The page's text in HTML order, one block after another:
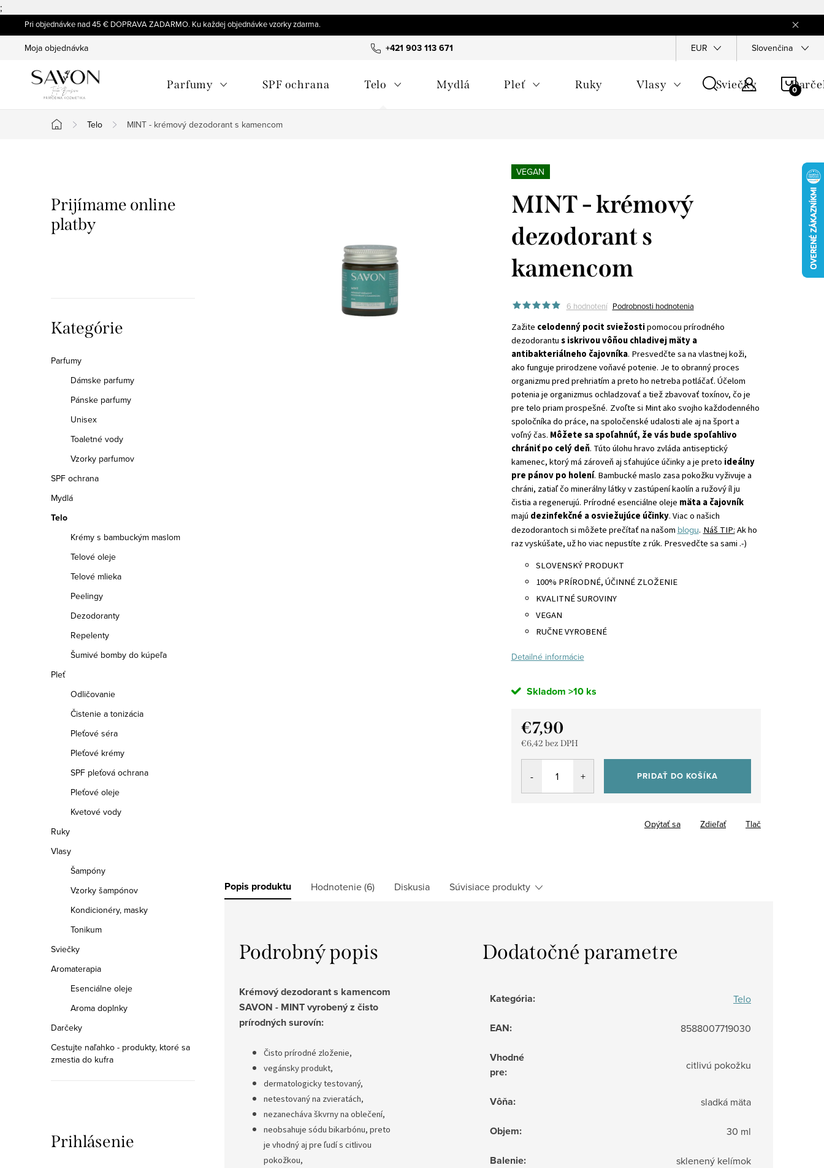
;
na
Pri objednávke nad 45 € DOPRAVA ZADARMO. Ku každej objednávke vzorky zdarma.
+421 903 113 671
Moja objednávka EUR Slovenčina
Parfumy SPF ochrana Telo Mydlá Pleť Ruky Vlasy Sviečky
Domov
Telo MINT - krémový dezodorant s kamencom
o
č
a
e
Prijímame online
platby
Preskočiť
kategórie
Kategórie
Parfumy
Dámske parfumy
Pánske parfumy
Unisex
Toaletné vody
Vzorky parfumov
SPF ochrana
Mydlá
Telo
Krémy s bambuckým maslom
Telové oleje
Telové mlieka
Peelingy
Dezodoranty
Repelenty
Šumivé bomby do kúpeľa
Pleť
Odličovanie
Čistenie a tonizácia
Pleťové séra
Pleťové krémy
SPF pleťová ochrana
Pleťové oleje
Kvetové vody
Ruky
Vlasy
Šampóny
Vzorky šampónov
Kondicionéry, masky
Tonikum
Sviečky
Aromaterapia
Esenciálne oleje
Aroma doplnky
Darčeky
Cestujte naľahko - produkty, ktoré sa
zmestia do kufra
Prihlásenie
VEGAN
MINT - krémový
dezodorant s
kamencom
6 hodnotení Podrobnosti hodnotenia
Zažite celodenný pocit sviežostipomocou prírodného
dezodorantus iskrivou vôňou chladivej mäty a
antibakteriálneho čajovníka. Presvedčte sa na vlastnej koži,
ako funguje prirodzene voňavé potenie. Je to obranný proces
organizmu pred prehriatím a preto ho netreba potláčať. Účelom
potenia je organizmus ochladzovať a tiež zbavovať toxínov, čo je
pre telo priam prospešné. Zvoľte si Mint ako svojho každodenného
spoločníka do práce, na spoločenské udalosti ale aj na šport a
voľný čas. Môžete sa spoľahnúť, že vás bude spoľahlivo
chrániť po celý deň. Túto úlohu hravo zvláda antiseptický
kamenec, ktorý má zároveň aj sťahujúce účinky a je preto ideálny
pre pánov po holení. Bambucké maslo zasa pokožku vyživuje a
chráni, zatiaľ čo minerálny látky v zastúpení kaolín a ružový íl ju
čistia a regenerujú. Prírodné esenciálne oleje mäta a čajovník
majú dezinfekčné a osviežujúce účinky. Viac o našich
dezodorantoch si môžete prečítať na našom blogu. Náš TIP:Ak ho
raz vyskúšate, už ho viac nepustíte z rúk. Presvedčte sa sami .-)
SLOVENSKÝ PRODUKT
100% PRÍRODNÉ, ÚČINNÉ ZLOŽENIE
KVALITNÉ SUROVINY
VEGAN
RUČNE VYROBENÉ
Detailné informácie
Skladom >10 ks
€7,90
€6,42 bez DPH
Jednotková
PRIDAŤ DO KOŠÍKA
Tlač
Opýtať sa Zdieľať
Popis produktu Hodnotenie (6) Diskusia Súvisiace produkty
Podrobný popis
Krémový dezodorant s kamencom
SAVON - MINT vyrobený z čisto
prírodných surovín:
Čisto prírodné zloženie,
vegánsky produkt,
dermatologicky testovaný,
netestovaný na zvieratách,
nezanecháva škvrny na oblečení,
neobsahuje sódu bikarbónu, preto
je vhodný aj pre ľudí s citlivou
pokožkou,
Dodatočné parametre
Kategória: Telo
EAN: 8588007719030
Vhodné
pre: citlivú pokožku
Vôňa: sladká mäta
Objem: 30 ml
Balenie: sklenený kelímok